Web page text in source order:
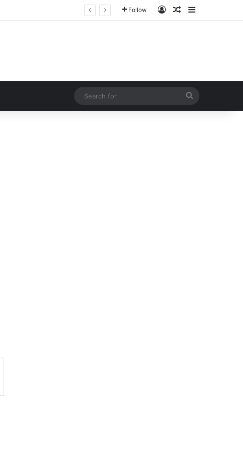
Follow Log InRandom Article
Sidebar
for